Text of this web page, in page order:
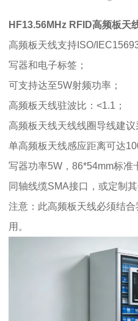
HF13.56MHz RFID高频板天
高频板天线支持ISO/
写器和电子标签；
可支持达至5W射频功率；
高频板天线驻波比：<1.1；
高频板天线天线线圈导线建议
单高频板天线感应距离可达
写器功率5W，86*54mm标准
同轴线缆SMA接口，或定制其
注意：此高频板天线必须结
用。